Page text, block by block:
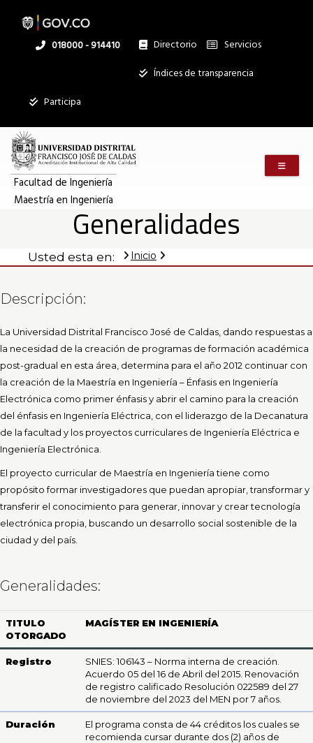
Generalidades
Maestría
en
Ingeniería
contenido
Linea
018000 - 914410 Directorio
Institucional
Servicios
Índices de transparencia
Participa
Facultad de Ingeniería
Maestría en Ingeniería
Generalidades
Usted esta en: Inicio
registros
Buscar:
Servicios
Ningún dato
Mostrando
de
un
total
de
0
registros
Anterior
Descripción:
La Universidad Distrital Francisco José de Caldas, dando respuestas a
la necesidad de la creación de programas de formación académica
post-gradual en esta área, determina para el año 2012 continuar con
la creación de la Maestría en Ingeniería – Énfasis en Ingeniería
Electrónica como primer énfasis y abrir el camino para la creación
del énfasis en Ingeniería Eléctrica, con el liderazgo de la Decanatura
de la facultad y los proyectos curriculares de Ingeniería Eléctrica e
Ingeniería Electrónica.
El proyecto curricular de Maestría en Ingeniería tiene como
propósito formar investigadores que puedan apropiar, transformar y
transferir el conocimiento para generar, innovar y crear tecnología
electrónica propia, buscando un desarrollo social sostenible de la
ciudad y del país.
Generalidades:
TITULO
OTORGADO
MAGÍSTER EN INGENIERÍA
Registro
SNIES: 106143 – Norma interna de creación.
Acuerdo 05 del 16 de Abril del 2015. Renovación
de registro calificado Resolución 022589 del 27
de noviembre del 2023 del MEN por 7 años.
Duración
El programa consta de 44 créditos los cuales se
recomienda cursar durante dos (2) años de